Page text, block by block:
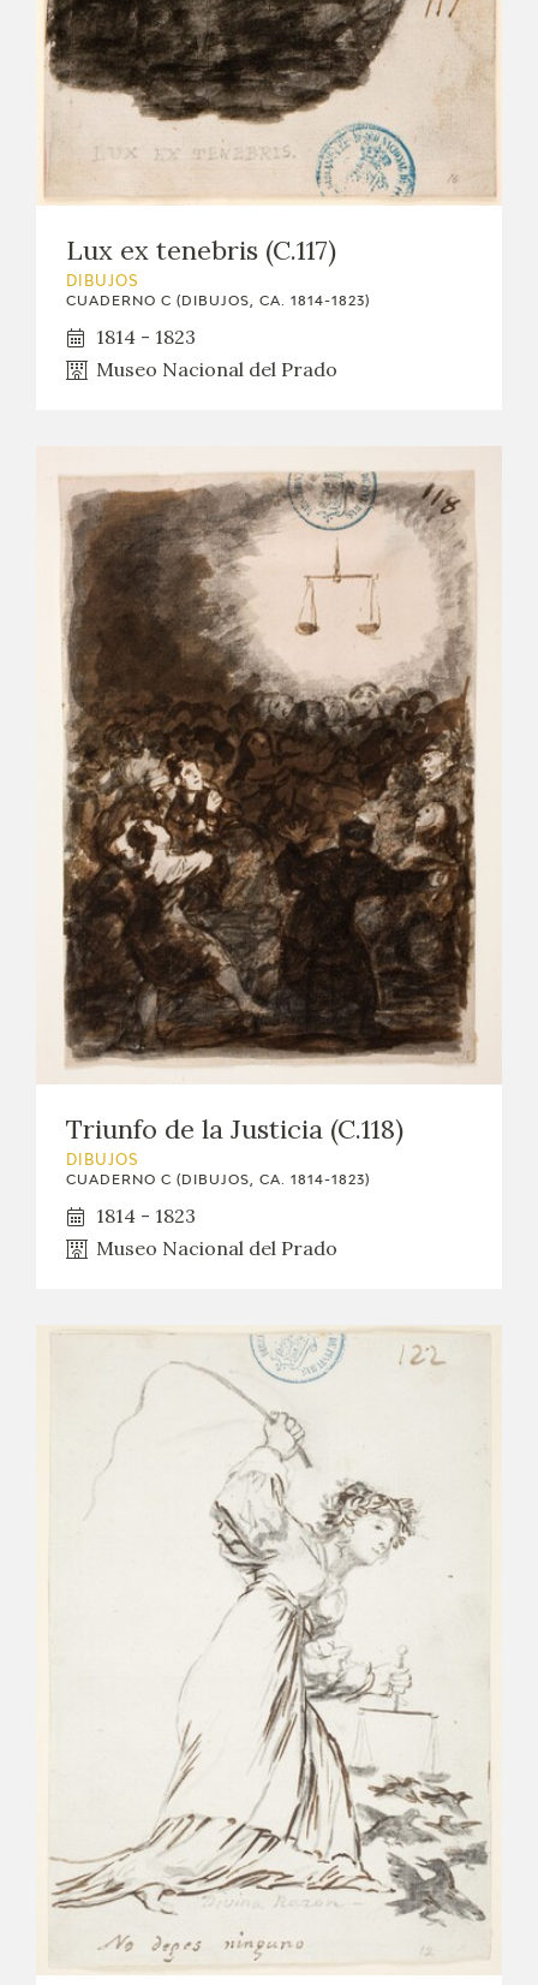
Lux ex tenebris (C.117)
DIBUJOS
CUADERNO C (DIBUJOS, CA. 1814-1823)
1814 - 1823
Museo Nacional del Prado
Triunfo de la Justicia (C.118)
DIBUJOS
CUADERNO C (DIBUJOS, CA. 1814-1823)
1814 - 1823
Museo Nacional del Prado